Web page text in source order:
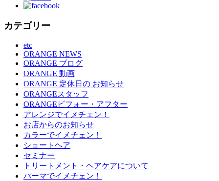
カテゴリー
etc
ORANGE NEWS
ORANGE ブログ
ORANGE 動画
ORANGE 定休日の お知らせ
ORANGEスタッフ
ORANGEビフォー・アフター
アレンジでイメチェン！
お店からのお知らせ
カラーでイメチェン！
ショートヘア
セミナー
トリートメント・ヘアケアについて
パーマでイメチェン！